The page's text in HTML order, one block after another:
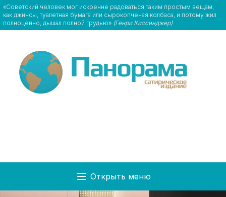
«Советский человек мог искренне радоваться таким простым вещам,
как джинсы, туалетная бумага или сырокопченая колбаса, и потому жил
полноценно, дышал полной грудью» (Генри Киссинджер)
Открыть меню